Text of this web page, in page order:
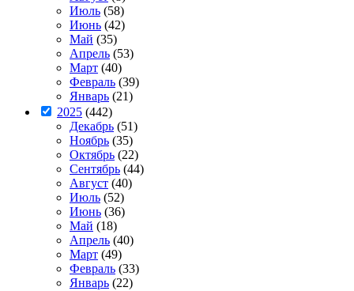
Июль (58)
Июнь (42)
Май (35)
Апрель (53)
Март (40)
Февраль (39)
Январь (21)
2025 (442)
Декабрь (51)
Ноябрь (35)
Октябрь (22)
Сентябрь (44)
Август (40)
Июль (52)
Июнь (36)
Май (18)
Апрель (40)
Март (49)
Февраль (33)
Январь (22)